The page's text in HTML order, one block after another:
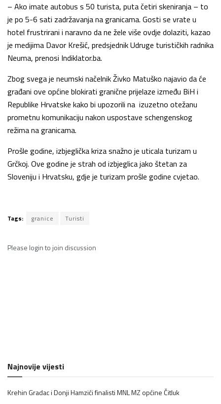
– Ako imate autobus s 50 turista, puta četiri skeniranja – to
je po 5-6 sati zadržavanja na granicama. Gosti se vrate u
hotel frustrirani i naravno da ne žele više ovdje dolaziti, kazao
je medijima Davor Krešić, predsjednik Udruge turističkih radnika
Neuma, prenosi Indiklator.ba.
Zbog svega je neumski načelnik Živko Matuško najavio da će
građani ove općine blokirati granične prijelaze između BiH i
Republike Hrvatske kako bi upozorili na izuzetno otežanu
prometnu komunikaciju nakon uspostave schengenskog
režima na granicama.
Prošle godine, izbjeglička kriza snažno je uticala turizam u
Grčkoj. Ove godine je strah od izbjeglica jako štetan za
Sloveniju i Hrvatsku, gdje je turizam prošle godine cvjetao.
Tags: granice Turisti
Please loginto join discussion
Najnovije vijesti
Krehin Gradac i Donji Hamzići finalisti MNL MZ općine Čitluk